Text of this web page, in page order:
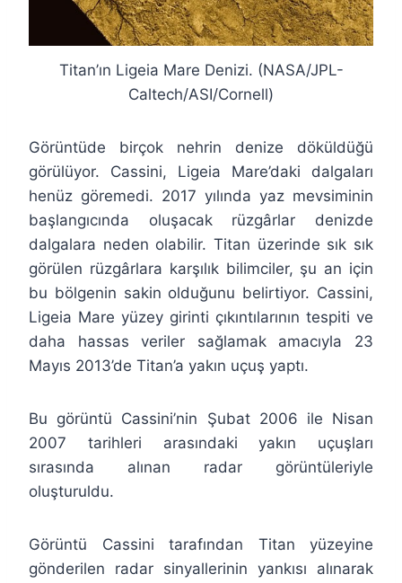
Titan’ın Ligeia Mare Denizi. (NASA/JPL-
Caltech/ASI/Cornell)
Görüntüde birçok nehrin denize döküldüğü
görülüyor. Cassini, Ligeia Mare’daki dalgaları
henüz göremedi. 2017 yılında yaz mevsiminin
başlangıcında oluşacak rüzgârlar denizde
dalgalara neden olabilir. Titan üzerinde sık sık
görülen rüzgârlara karşılık bilimciler, şu an için
bu bölgenin sakin olduğunu belirtiyor. Cassini,
Ligeia Mare yüzey girinti çıkıntılarının tespiti ve
daha hassas veriler sağlamak amacıyla 23
Mayıs 2013’de Titan’a yakın uçuş yaptı.
Bu görüntü Cassini’nin Şubat 2006 ile Nisan
2007 tarihleri arasındaki yakın uçuşları
sırasında alınan radar görüntüleriyle
oluşturuldu.
Görüntü Cassini tarafından Titan yüzeyine
gönderilen radar sinyallerinin yankısı alınarak